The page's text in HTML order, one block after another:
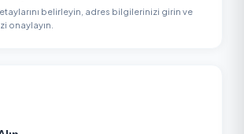
Koltuk Yıkama Alın